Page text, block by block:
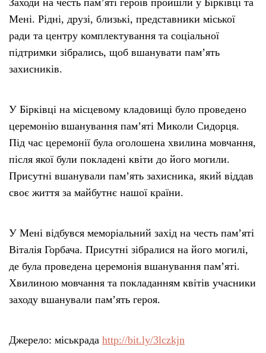
Заходи на честь пам’яті героїв пройшли у Бірківці та
Мені. Рідні, друзі, близькі, представники міської
ради та центру комплектування та соціальної
підтримки зібрались, щоб вшанувати пам’ять
захисників.
У Бірківці на місцевому кладовищі було проведено
церемонію вшанування пам’яті Миколи Сидорця.
Під час церемонії була оголошена хвилина мовчання,
після якої були покладені квіти до його могили.
Присутні вшанували пам’ять захисника, який віддав
своє життя за майбутнє нашої країни.
У Мені відбувся меморіальний захід на честь пам’яті
Віталія Горбача. Присутні зібралися на його могилі,
де була проведена церемонія вшанування пам’яті.
Хвилиною мовчання та покладанням квітів учасники
заходу вшанували пам’ять героя.
Джерело: міськрада http://bit.ly/3lczkjn